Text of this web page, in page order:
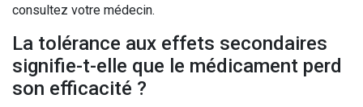
consultez votre médecin.
La tolérance aux effets secondaires
signifie-t-elle que le médicament perd
son efficacité ?